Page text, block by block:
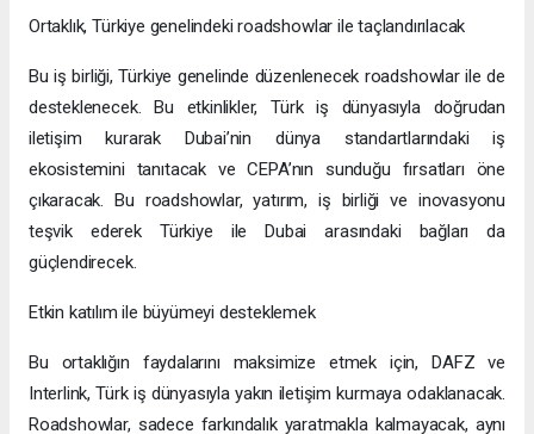
Ortaklık, Türkiye genelindeki roadshowlar ile taçlandırılacak
Bu iş birliği, Türkiye genelinde düzenlenecek roadshowlar ile de
desteklenecek. Bu etkinlikler, Türk iş dünyasıyla doğrudan
iletişim kurarak Dubai’nin dünya standartlarındaki iş
ekosistemini tanıtacak ve CEPA’nın sunduğu fırsatları öne
çıkaracak. Bu roadshowlar, yatırım, iş birliği ve inovasyonu
teşvik ederek Türkiye ile Dubai arasındaki bağları da
güçlendirecek.
Etkin katılım ile büyümeyi desteklemek
Bu ortaklığın faydalarını maksimize etmek için, DAFZ ve
Interlink, Türk iş dünyasıyla yakın iletişim kurmaya odaklanacak.
Roadshowlar, sadece farkındalık yaratmakla kalmayacak, aynı